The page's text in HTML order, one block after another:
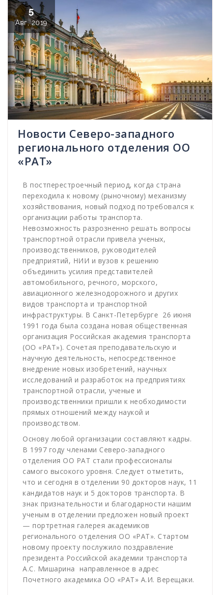
5
Авг, 2019
Новости Северо-западного
регионального отделения ОО
«РАТ»
В постперестроечный период, когда страна
переходила к новому (рыночному) механизму
хозяйствования, новый подход потребовался к
организации работы транспорта.
Невозможность разрозненно решать вопросы
транспортной отрасли привела ученых,
производственников, руководителей
предприятий, НИИ и вузов к решению
объединить усилия представителей
автомобильного, речного, морского,
авиационного железнодорожного и других
видов транспорта и транспортной
инфраструктуры. В Санкт-Петербурге 26 июня
1991 года была создана новая общественная
организация Российская академия транспорта
(ОО «РАТ»). Сочетая преподавательскую и
научную деятельность, непосредственное
внедрение новых изобретений, научных
исследований и разработок на предприятиях
транспортной отрасли, ученые и
производственники пришли к необходимости
прямых отношений между наукой и
производством.
Основу любой организации составляют кадры.
В 1997 году членами Северо-западного
отделения ОО РАТ стали профессионалы
самого высокого уровня. Следует отметить,
что и сегодня в отделении 90 докторов наук, 11
кандидатов наук и 5 докторов транспорта. В
знак признательности и благодарности нашим
ученым в отделении предложен новый проект
— портретная галерея академиков
регионального отделения ОО «РАТ». Стартом
новому проекту послужило поздравление
президента Российской академии транспорта
А.С. Мишарина направленное в адрес
Почетного академика ОО «РАТ» А.И. Верещаки.